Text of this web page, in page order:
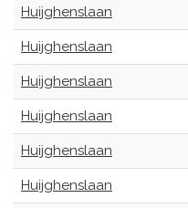
Huijghenslaan
Huijghenslaan
Huijghenslaan
Huijghenslaan
Huijghenslaan
Huijghenslaan